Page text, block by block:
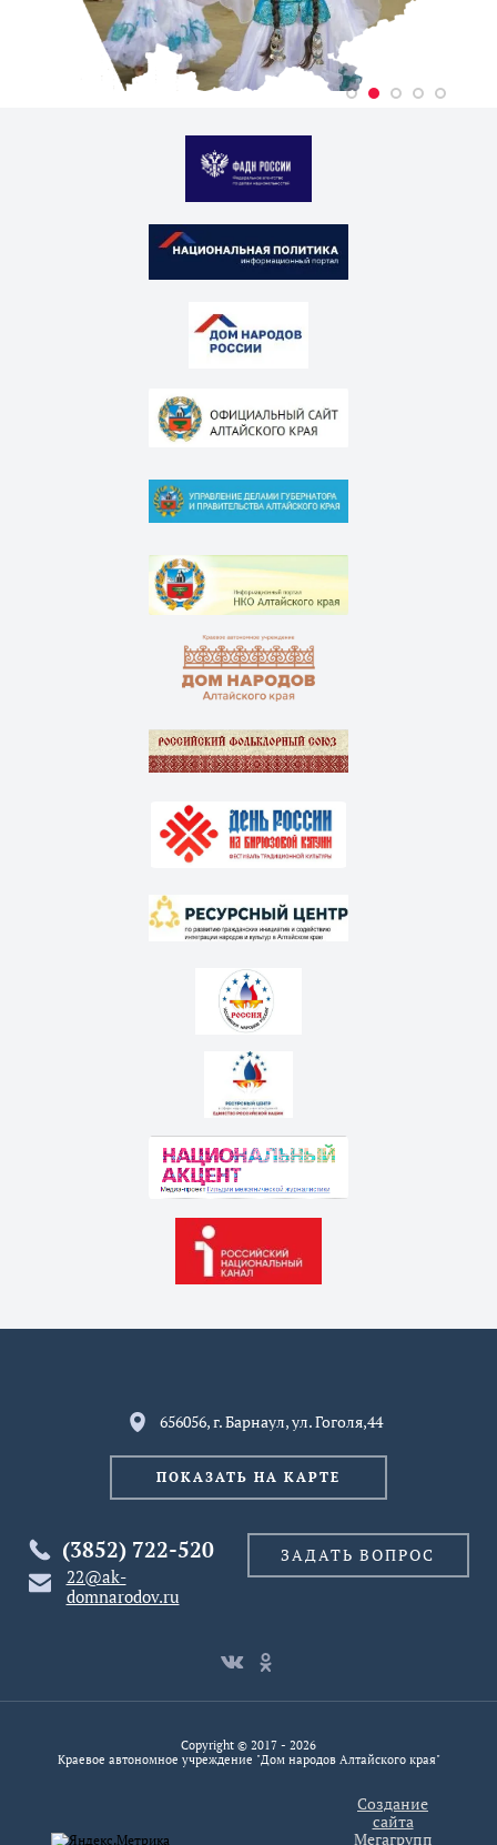
656056, г. Барнаул, ул. Гоголя,44
ПОКАЗАТЬ НА КАРТЕ
(3852) 722-520
22@ak-
domnarodov.ru
ЗАДАТЬ ВОПРОС
Copyright © 2017 - 2026
Краевое автономное учреждение "Дом народов Алтайского края"
Создание
сайта
Мегагрупп